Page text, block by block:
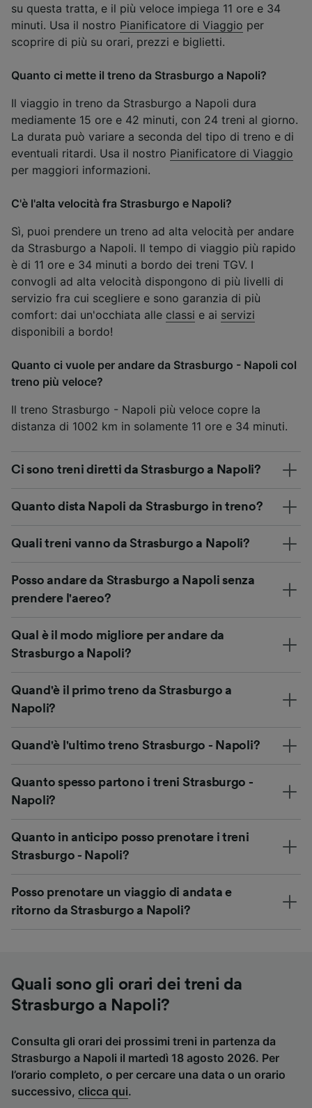
su questa tratta, e il più veloce impiega 11 ore e 34
minuti. Usa il nostro Pianificatore di Viaggio per
scoprire di più su orari, prezzi e biglietti.
Quanto ci mette il treno da Strasburgo a Napoli?
Il viaggio in treno da Strasburgo a Napoli dura
mediamente 15 ore e 42 minuti, con 24 treni al giorno.
La durata può variare a seconda del tipo di treno e di
eventuali ritardi. Usa il nostro Pianificatore di Viaggio
per maggiori informazioni.
C'è l'alta velocità fra Strasburgo e Napoli?
Sì, puoi prendere un treno ad alta velocità per andare
da Strasburgo a Napoli. Il tempo di viaggio più rapido
è di 11 ore e 34 minuti a bordo dei treni TGV. I
convogli ad alta velocità dispongono di più livelli di
servizio fra cui scegliere e sono garanzia di più
comfort: dai un'occhiata alle classi e ai servizi
disponibili a bordo!
Quanto ci vuole per andare da Strasburgo - Napoli col
treno più veloce?
Il treno Strasburgo - Napoli più veloce copre la
distanza di 1002 km in solamente 11 ore e 34 minuti.
Ci sono treni diretti da Strasburgo a Napoli?
Quanto dista Napoli da Strasburgo in treno?
Quali treni vanno da Strasburgo a Napoli?
Posso andare da Strasburgo a Napoli senza
prendere l'aereo?
Qual è il modo migliore per andare da
Strasburgo a Napoli?
Quand'è il primo treno da Strasburgo a
Napoli?
Quand'è l'ultimo treno Strasburgo - Napoli?
Quanto spesso partono i treni Strasburgo -
Napoli?
Quanto in anticipo posso prenotare i treni
Strasburgo - Napoli?
Posso prenotare un viaggio di andata e
ritorno da Strasburgo a Napoli?
Quali sono gli orari dei treni da
Strasburgo a Napoli?
Consulta gli orari dei prossimi treni in partenza da
Strasburgo a Napoli il martedì 18 agosto 2026. Per
l’orario completo, o per cercare una data o un orario
successivo, clicca qui.